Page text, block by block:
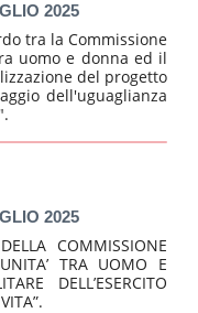
2025
tra la Commissione
uomo e donna ed il
del progetto
dell'uguaglianza
2025
COMMISSIONE
TRA UOMO E
DELL’ESERCITO